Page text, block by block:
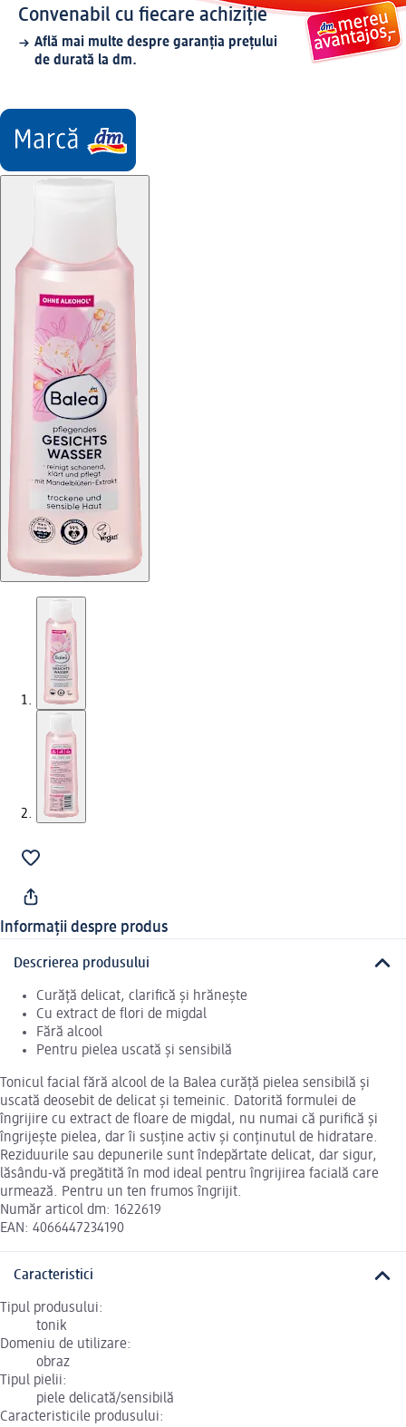
Convenabil cu fiecare achiziție
Află mai multe despre garanția prețului
de durată la dm.
Informații despre produs
Descrierea produsului
Curăță delicat, clarifică și hrănește
Cu extract de flori de migdal
Fără alcool
Pentru pielea uscată și sensibilă
Tonicul facial fără alcool de la Balea curăță pielea sensibilă și
uscată deosebit de delicat și temeinic. Datorită formulei de
îngrijire cu extract de floare de migdal, nu numai că purifică și
îngrijește pielea, dar îi susține activ și conținutul de hidratare.
Reziduurile sau depunerile sunt îndepărtate delicat, dar sigur,
lăsându-vă pregătită în mod ideal pentru îngrijirea facială care
urmează. Pentru un ten frumos îngrijit.
Număr articol dm: 1622619
EAN: 4066447234190
Caracteristici
Tipul produsului:
tonik
Domeniu de utilizare:
obraz
Tipul pielii:
piele delicată/sensibilă
Caracteristicile produsului: